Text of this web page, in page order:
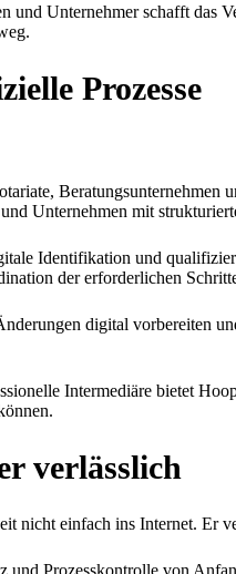
Unternehmer schafft das
Prozesse
Unternehmen mit
Identifikation und
der erforderlichen
digital vorbereiten
Intermediäre bietet
verlässlich
nicht einfach ins Internet. Er
Prozesskontrolle von